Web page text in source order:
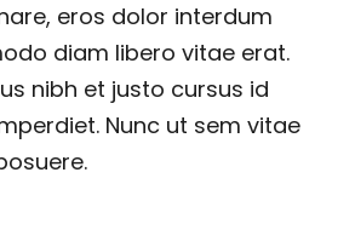
eros dolor interdum
diam libero vitae erat.
nibh et justo cursus id
Nunc ut sem vitae